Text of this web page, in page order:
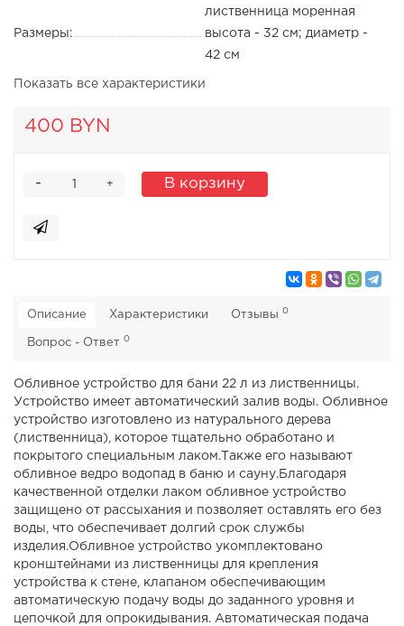
лиственница моренная
Размеры:
высота - 32 см; диаметр -
42 см
Показать все характеристики
400 BYN
+
- В корзину
Описание Характеристики Отзывы 0
Вопрос - Ответ 0
Обливное устройство для бани 22 л из лиственницы.
Устройство имеет автоматический залив воды. Обливное
устройство изготовлено из натурального дерева
(лиственница), которое тщательно обработано и
покрытого специальным лаком. Также его называют
обливное ведро водопад в баню и сауну.Благодаря
качественной отделки лаком обливное устройство
защищено от рассыхания и позволяет оставлять его без
воды, что обеспечивает долгий срок службы
изделия.Обливное устройство укомплектовано
кронштейнами из лиственницы для крепления
устройства к стене, клапаном обеспечивающим
автоматическую подачу воды до заданного уровня и
цепочкой для опрокидывания. Автоматическая подача